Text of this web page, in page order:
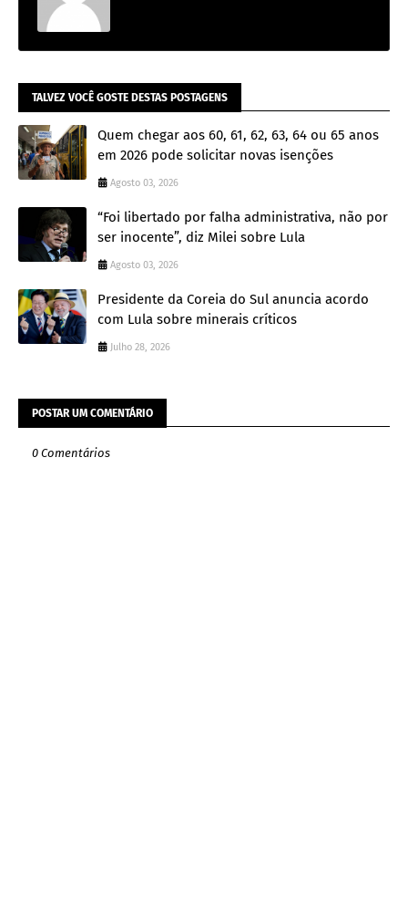
TALVEZ VOCÊ GOSTE DESTAS POSTAGENS
Quem chegar aos 60, 61, 62, 63, 64 ou 65 anos
em 2026 pode solicitar novas isenções
Agosto 03, 2026
“Foi libertado por falha administrativa, não por
ser inocente”, diz Milei sobre Lula
Agosto 03, 2026
Presidente da Coreia do Sul anuncia acordo
com Lula sobre minerais críticos
Julho 28, 2026
POSTAR UM COMENTÁRIO
0 Comentários